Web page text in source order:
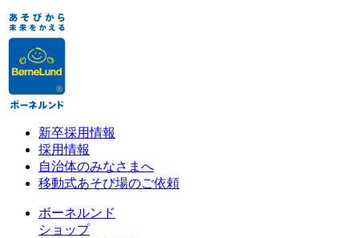
新卒採用情報
採用情報
自治体のみなさまへ
移動式あそび場のご依頼
ボーネルンド
ショップ